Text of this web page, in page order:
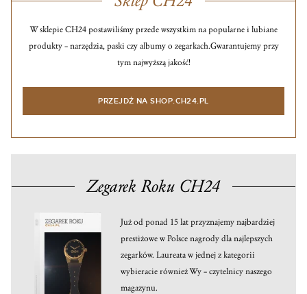
W sklepie CH24 postawiliśmy przede wszystkim na popularne i lubiane
produkty – narzędzia, paski czy albumy o zegarkach.Gwarantujemy przy
tym najwyższą jakość!
PRZEJDŹ NA SHOP.CH24.PL
Zegarek Roku CH24
Już od ponad 15 lat przyznajemy najbardziej
prestiżowe w Polsce nagrody dla najlepszych
zegarków. Laureata w jednej z kategorii
wybieracie również Wy – czytelnicy naszego
magazynu.